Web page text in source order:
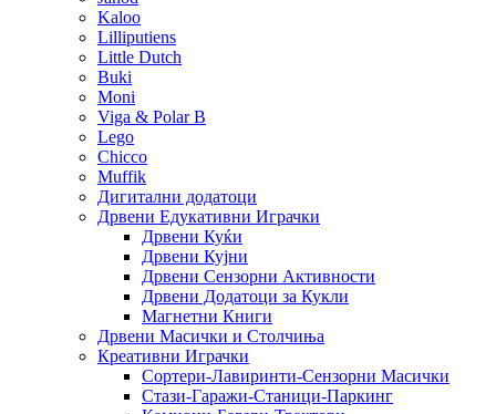
Kaloo
Lilliputiens
Little Dutch
Buki
Moni
Viga & Polar B
Lego
Chicco
Muffik
Дигитални додатоци
Дрвени Едукативни Играчки
Дрвени Куќи
Дрвени Кујни
Дрвени Сензорни Активности
Дрвени Додатоци за Кукли
Магнетни Книги
Дрвени Масички и Столчиња
Креативни Играчки
Сортери-Лавиринти-Сензорни Масички
Стази-Гаражи-Станици-Паркинг